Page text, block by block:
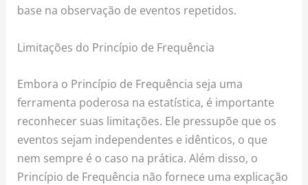
base na observação de eventos repetidos.
Limitações do Princípio de Frequência
Embora o Princípio de Frequência seja uma
ferramenta poderosa na estatística, é importante
reconhecer suas limitações. Ele pressupõe que os
eventos sejam independentes e idênticos, o que
nem sempre é o caso na prática. Além disso, o
Princípio de Frequência não fornece uma explicação